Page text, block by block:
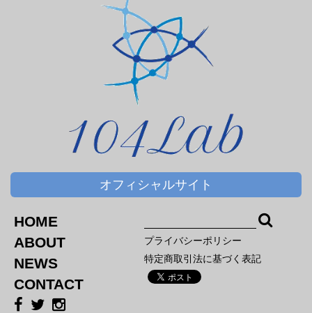
オフィシャルサイト
HOME
ABOUT
NEWS
CONTACT
プライバシーポリシー
特定商取引法に基づく表記